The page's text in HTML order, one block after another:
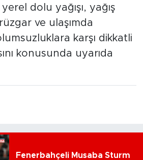
yerel dolu yağışı, yağış
ve ulaşımda
karşı dikkatli
konusunda uyarıda
Fenerbahçeli Musaba Sturm